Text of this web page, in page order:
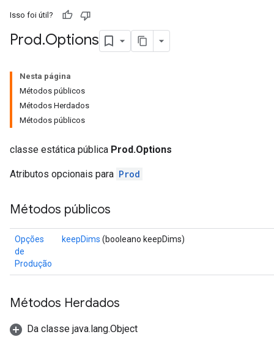
Isso foi útil?
Prod.Options
Nesta página
Métodos públicos
Métodos Herdados
Métodos públicos
classe estática pública Prod.Options
Atributos opcionais para Prod
Métodos públicos
Opções
de
Produção
keepDims (booleano keepDims)
Métodos Herdados
Da classe java.lang.Object